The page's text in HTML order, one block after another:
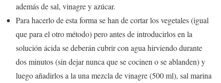
además de sal, vinagre y azúcar.
Para hacerlo de esta forma se han de cortar los vegetales (igual
que para el otro método) pero antes de introducirlos en la
solución ácida se deberán cubrir con agua hirviendo durante
dos minutos (sin dejar nunca que se cocinen o se ablanden) y
luego añadirlos a la una mezcla de vinagre (500 ml), sal marina